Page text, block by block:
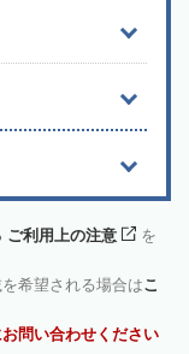
ご利用上の注意
を
希望される場合はこ
問い合わせください